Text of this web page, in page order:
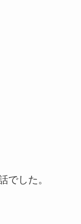
でした。